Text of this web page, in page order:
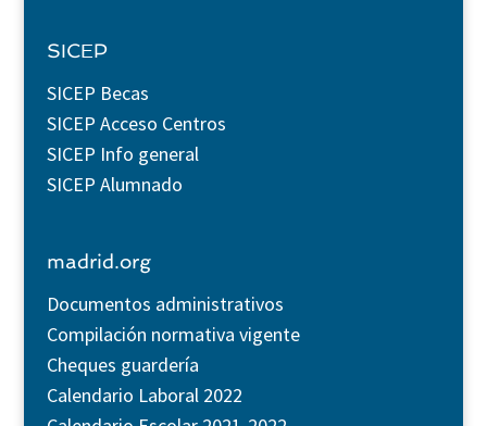
SICEP
SICEP Becas
SICEP Acceso Centros
SICEP Info general
SICEP Alumnado
madrid.org
Documentos administrativos
Compilación normativa vigente
Cheques guardería
Calendario Laboral 2022